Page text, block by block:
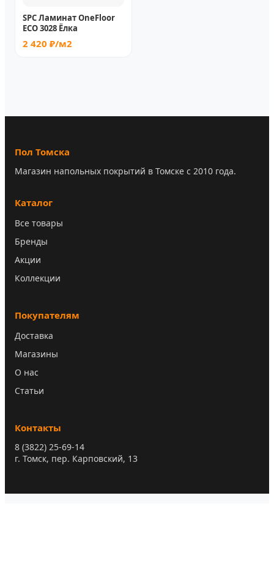
SPC Ламинат OneFloor
ECO 3028 Ёлка
2 420 ₽/м2
Пол Томска
Магазин напольных покрытий в Томске с 2010 года.
Каталог
Все товары
Бренды
Акции
Коллекции
Покупателям
Доставка
Магазины
О нас
Статьи
Контакты
8 (3822) 25-69-14
г. Томск, пер. Карповский, 13